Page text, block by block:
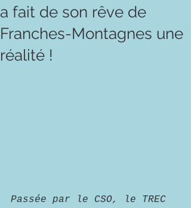
a fait de son rêve de
Franches-Montagnes une
réalité !
Passée par le CSO, le TREC